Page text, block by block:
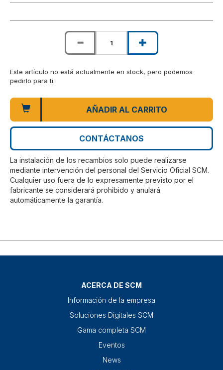
Este artículo no está actualmente en stock, pero podemos
pedirlo para ti.
AÑADIR AL CARRITO
CONTÁCTANOS
La instalación de los recambios solo puede realizarse
mediante intervención del personal del Servicio Oficial SCM.
Cualquier uso fuera de lo expresamente previsto por el
fabricante se considerará prohibido y anulará
automáticamente la garantía.
ACERCA DE SCM
Información de la empresa
Soluciones Digitales SCM
Gama completa SCM
Eventos
News